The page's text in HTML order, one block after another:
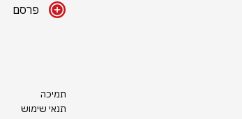
פרסם
תמיכה
תנאי שימוש